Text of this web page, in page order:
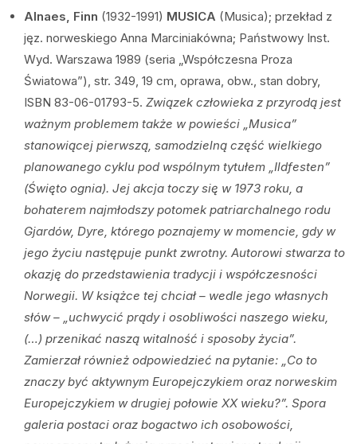
Alnaes, Finn (1932-1991) MUSICA (Musica); przekład z
jęz. norweskiego Anna Marciniakówna; Państwowy Inst.
Wyd. Warszawa 1989 (seria „Współczesna Proza
Światowa”), str. 349, 19 cm, oprawa, obw., stan dobry,
ISBN 83-06-01793-5. Związek człowieka z przyrodą jest
ważnym problemem także w powieści „Musica”
stanowiącej pierwszą, samodzielną część wielkiego
planowanego cyklu pod wspólnym tytułem „Ildfesten”
(Święto ognia). Jej akcja toczy się w 1973 roku, a
bohaterem najmłodszy potomek patriarchalnego rodu
Gjardów, Dyre, którego poznajemy w momencie, gdy w
jego życiu następuje punkt zwrotny. Autorowi stwarza to
okazję do przedstawienia tradycji i współczesności
Norwegii. W książce tej chciał – wedle jego własnych
słów – „uchwycić prądy i osobliwości naszego wieku,
(…) przenikać naszą witalność i sposoby życia”.
Zamierzał również odpowiedzieć na pytanie: „Co to
znaczy być aktywnym Europejczykiem oraz norweskim
Europejczykiem w drugiej połowie XX wieku?”. Spora
galeria postaci oraz bogactwo ich osobowości,